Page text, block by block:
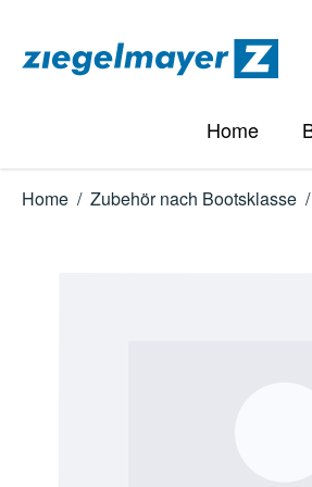
Home
Home / Zubehör nach Bootsklasse /